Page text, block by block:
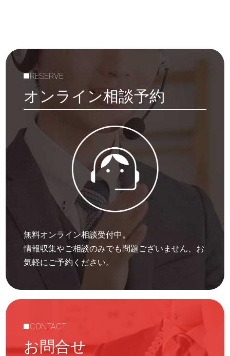
RESERVE
オンライン相談予約
無料オンライン相談受付中。
情報収集やご相談のみでも問題ございません、お
気軽にご予約ください。
CONTACT
お問合せ